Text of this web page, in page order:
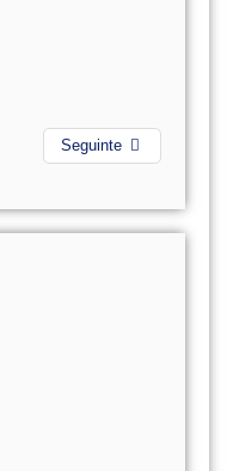
Seguinte